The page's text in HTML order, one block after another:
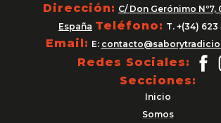
Dirección: C/ Don Gerónimo Nº7,
España Teléfono: T. +(34) 623
Email: E:
Redes Sociales:
Secciones:
Inicio
Somos